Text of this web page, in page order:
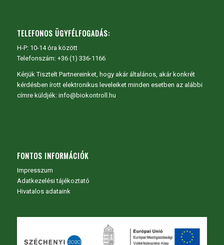
TELEFONOS ÜGYFÉLFOGADÁS:
H-P: 10-14 óra között
Telefonszám: +36 (1) 336-1166
Kérjük Tisztelt Partnereinket, hogy akár általános, akár konkrét
kérdésben írott elektronikus leveleiket minden esetben az alábbi
címre küldjék: info@biokontroll.hu
FONTOS INFORMÁCIÓK
Impresszum
Adatkezelési tájékoztató
Hivatalos adataink